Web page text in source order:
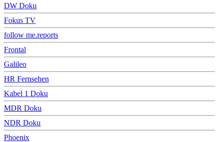
DW Doku
Fokus TV
follow me.reports
Frontal
Galileo
HR Fernsehen
Kabel 1 Doku
MDR Doku
NDR Doku
Phoenix